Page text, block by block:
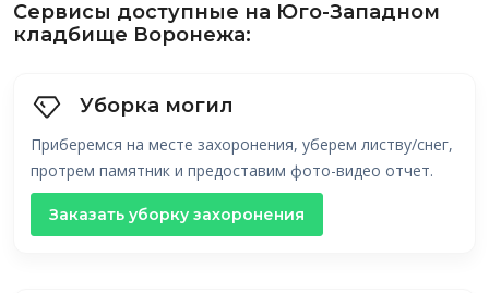
Сервисы доступные на Юго-Западном
кладбище Воронежа:
Уборка могил
Приберемся на месте захоронения, уберем листву/снег,
протрем памятник и предоставим фото-видео отчет.
Заказать уборку захоронения